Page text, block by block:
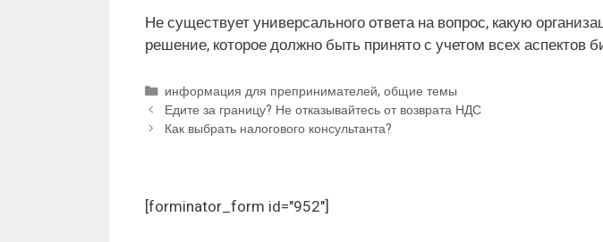
Не существует универсального ответа на вопрос, какую
решение, которое должно быть принято с учетом всех аспектов
Рубрики
информация для препринимателей, общие темы
Едите за границу? Не отказывайтесь от возврата НДС
Как выбрать налогового консультанта?
[forminator_form id="952"]